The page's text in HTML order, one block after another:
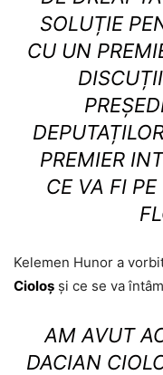
SOLUȚIE
CU UN
PREMIER
CE VA FI
Kelemen Hunor a
Cioloș și ce se va
AM AVUT
DACIAN